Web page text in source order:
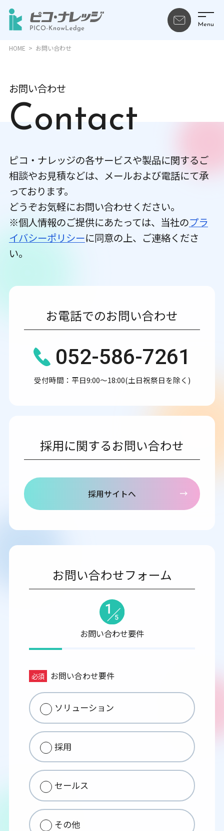
HOME お問い合わせ
お問い合わせ
Contact
ピコ・ナレッジの各サービスや製品に関するご
相談やお見積などは、メールおよび電話にて承
っております。
どうぞお気軽にお問い合わせください。
※個人情報のご提供にあたっては、当社のプラ
イバシーポリシーに同意の上、ご連絡くださ
い。
お電話でのお問い合わせ
052-586-7261
受付時間：平日9:00～18:00(土日祝祭日を除く)
採用に関するお問い合わせ
採用サイトへ
お問い合わせフォーム
お問い合わせ要件
必須 お問い合わせ要件
ソリューション
採用
セールス
その他